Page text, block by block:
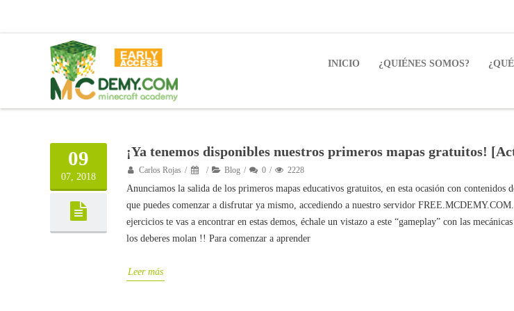
INICIO
¿QUIÉNES SOMOS?
09
07, 2018
¡Ya tenemos disponibles nuestros primeros mapas gratuitos!
Carlos Rojas Blog 0 2228
Anunciamos la salida de los primeros mapas educativos gratuitos, en esta ocasión con contenidos
que puedes comenzar a disfrutar ya mismo, accediendo a nuestro servidor
ejercicios te vas a encontrar en estas demos, échale un vistazo a este “gameplay” con las
los deberes molan !! Para comenzar a aprender
Leer más